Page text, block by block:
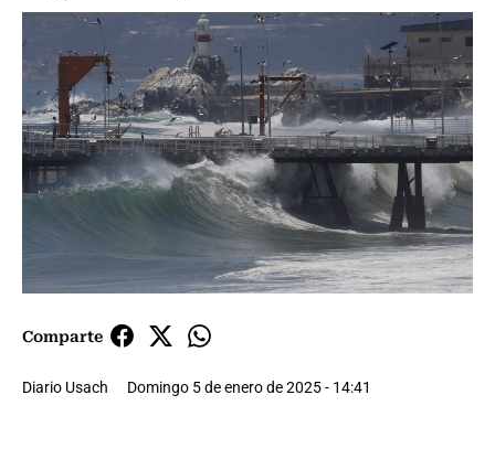
Comparte
Diario Usach Domingo 5 de enero de 2025 - 14:41